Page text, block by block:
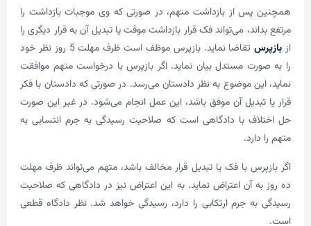
از بازداشت متهم، در صورتی که وی موجبات بازداشت را
می‌تواند فک قرار بازداشت موقت یا تبدیل آن به قرار دیگری را
تقاضا نماید. بازپرس موظف است ظرف مهلت 5 روز نظر خود
مستدل بیان نماید. اگر بازپرس با درخواست متهم موافقت
موضوع به نظر دادستان می‌رسد. در صورتی که دادستان با فکر
آن موفق باشد، این عمل انجام می‌شود. در غیر این صورت
با دادگاهی است که صلاحیت رسیدگی به جرم انتسابی به
با فک یا تبدیل قرار مخالف باشد، متهم می‌تواند ظرف مهلت
آن اعتراض نماید. به این اعتراض نیز در دادگاهی که صلاحیت
جرم ارتکابی را دارد، رسیدگی خواهد شد. نظر دادگاه قطعی